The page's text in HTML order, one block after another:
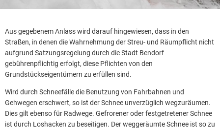
Aus gegebenem Anlass wird darauf hingewiesen, dass in den
Straßen, in denen die Wahrnehmung der Streu- und Räumpflicht nicht
aufgrund Satzungsregelung durch die Stadt Bendorf
gebührenpflichtig erfolgt, diese Pflichten von den
Grundstückseigentümern zu erfüllen sind.
Wird durch Schneefälle die Benutzung von Fahrbahnen und
Gehwegen erschwert, so ist der Schnee unverzüglich wegzuräumen.
Dies gilt ebenso für Radwege. Gefrorener oder festgetretener Schnee
ist durch Loshacken zu beseitigen. Der weggeräumte Schnee ist so zu